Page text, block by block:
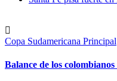
Copa Sudamericana Principal
Balance de los